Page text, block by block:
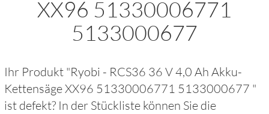
XX96 51330006771
5133000677
Ihr Produkt "Ryobi - RCS36 36 V 4,0 Ah Akku-
Kettensäge XX96 51330006771 5133000677 "
ist defekt? In der Stückliste können Sie die